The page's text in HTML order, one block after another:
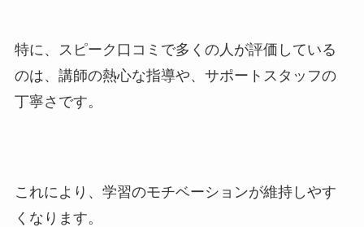
特に、スピーク口コミで多くの人が評価している
のは、講師の熱心な指導や、サポートスタッフの
丁寧さです。
これにより、学習のモチベーションが維持しやす
くなります。